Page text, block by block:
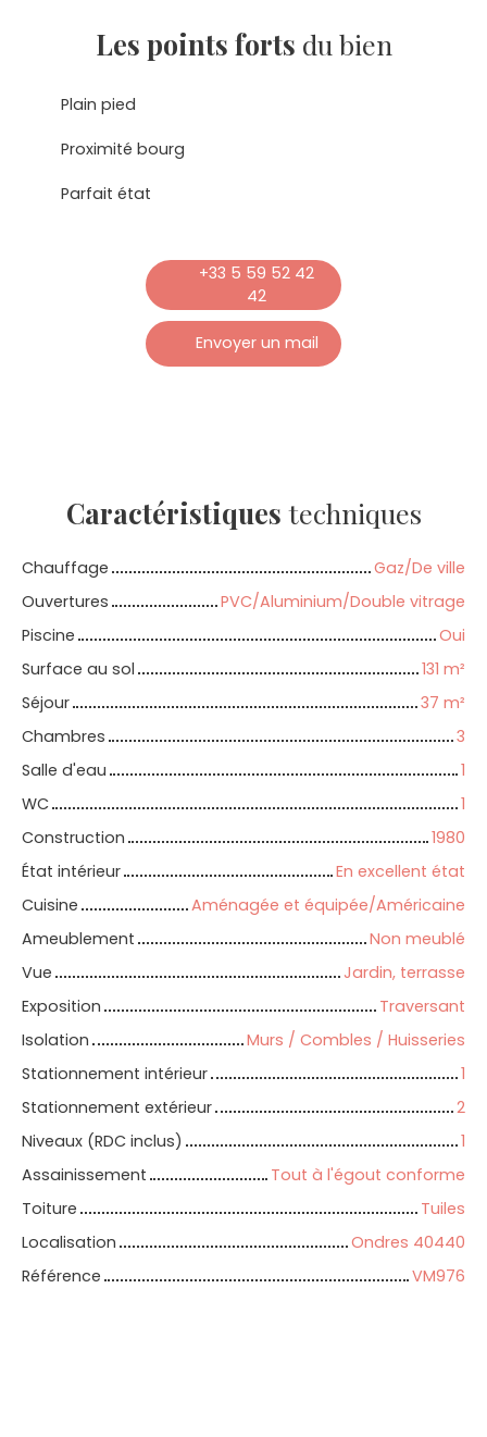
Les points forts du bien
Plain pied
Proximité bourg
Parfait état
+33 5 59 52 42
42
Envoyer un mail
Caractéristiques techniques
Chauffage
Gaz/De ville
Ouvertures
PVC/Aluminium/Double vitrage
Piscine
Oui
Surface au sol
131 m²
Séjour
37 m²
Chambres
3
Salle d'eau
1
WC
1
Construction
1980
État intérieur
En excellent état
Cuisine
Aménagée et équipée/Américaine
Ameublement
Non meublé
Vue
Jardin, terrasse
Exposition
Traversant
Isolation
Murs / Combles / Huisseries
Stationnement intérieur
1
Stationnement extérieur
2
Niveaux (RDC inclus)
1
Assainissement
Tout à l'égout conforme
Toiture
Tuiles
Localisation
Ondres 40440
Référence
VM976